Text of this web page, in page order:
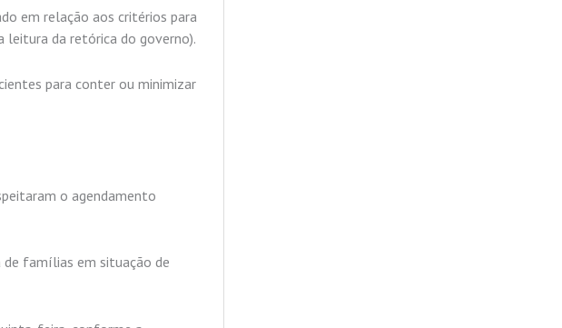
em relação aos critérios para
leitura da retórica do governo).
para conter ou minimizar
o agendamento
de famílias em situação de